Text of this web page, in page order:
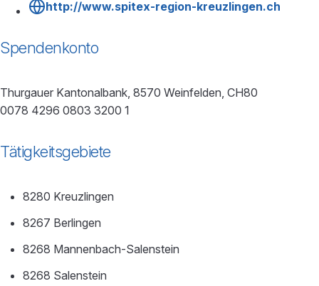
http://www.spitex-region-kreuzlingen.ch
Spendenkonto
Thurgauer Kantonalbank, 8570 Weinfelden, CH80
0078 4296 0803 3200 1
Tätigkeitsgebiete
8280 Kreuzlingen
8267 Berlingen
8268 Mannenbach-Salenstein
8268 Salenstein